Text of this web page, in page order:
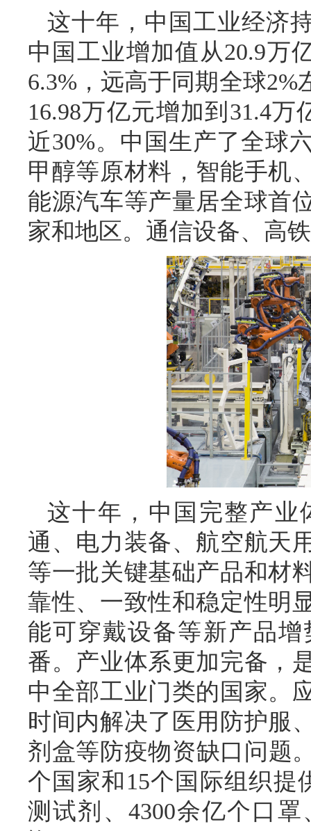
这十年，中国工业经济
中国工业增加值从20.9万
6.3%，远高于同期全球
16.98万亿元增加到31.4
近30%。中国生产了全球
甲醇等原材料，智能手机
能源汽车等产量居全球首
家和地区。通信设备、高
这十年，中国完整产业
通、电力装备、航空航天
等一批关键基础产品和材
靠性、一致性和稳定性明
能可穿戴设备等新产品
番。产业体系更加完备，
中全部工业门类的国家。
时间内解决了医用防护服
剂盒等防疫物资缺口问题
个国家和15个国际组织提
测试剂、4300余亿个口